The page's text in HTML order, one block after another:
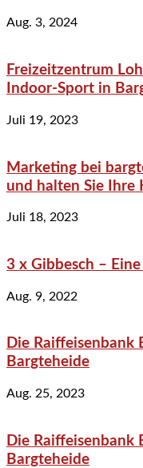
Aug. 3, 2024
Freizeitzentrum
Indoor-Sport in
Juli 19, 2023
Marketing bei
und halten Sie Ihre
Juli 18, 2023
3 x Gibbesch – Eine
Aug. 9, 2022
Die Raiffeisenbank
Bargteheide
Aug. 25, 2023
Die Raiffeisenbank
Bargteheide